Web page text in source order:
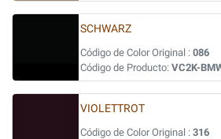
SCHWARZ
Código de Color Original : 086
Código de Producto: VC2K-
VIOLETTROT
Código de Color Original : 316